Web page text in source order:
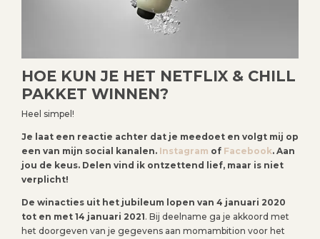
HOE KUN JE HET NETFLIX & CHILL
PAKKET WINNEN?
Heel simpel!
Je laat een reactie achter dat je meedoet en volgt mij op
een van mijn social kanalen. Instagram of Facebook. Aan
jou de keus. Delen vind ik ontzettend lief, maar is niet
verplicht!
De winacties uit het jubileum lopen van 4 januari 2020
tot en met 14 januari 2021. Bij deelname ga je akkoord met
het doorgeven van je gegevens aan momambition voor het